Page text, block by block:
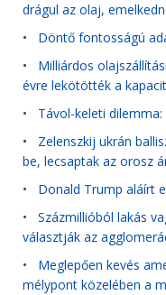
drágul az olaj,
• Döntő fontosságú
• Milliárdos
évre lekötötték a
• Távol-keleti
• Zelenszkij ukrán
be, lecsaptak az orosz
• Donald Trump aláírt
• Százmillióból lakás
választják az
• Meglepően kevés
mélypont közelében a